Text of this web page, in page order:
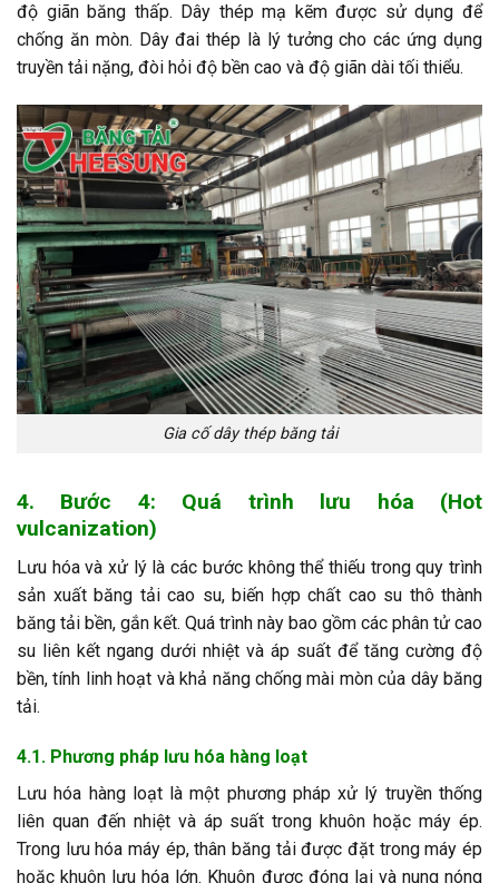
độ giãn băng thấp. Dây thép mạ kẽm được sử dụng để
chống ăn mòn. Dây đai thép là lý tưởng cho các ứng dụng
truyền tải nặng, đòi hỏi độ bền cao và độ giãn dài tối thiểu.
Gia cố dây thép băng tải
4. Bước 4: Quá trình lưu hóa (Hot
vulcanization)
Lưu hóa và xử lý là các bước không thể thiếu trong quy trình
sản xuất băng tải cao su, biến hợp chất cao su thô thành
băng tải bền, gắn kết. Quá trình này bao gồm các phân tử cao
su liên kết ngang dưới nhiệt và áp suất để tăng cường độ
bền, tính linh hoạt và khả năng chống mài mòn của dây băng
tải.
4.1. Phương pháp lưu hóa hàng loạt
Lưu hóa hàng loạt là một phương pháp xử lý truyền thống
liên quan đến nhiệt và áp suất trong khuôn hoặc máy ép.
Trong lưu hóa máy ép, thân băng tải được đặt trong máy ép
hoặc khuôn lưu hóa lớn. Khuôn được đóng lại và nung nóng